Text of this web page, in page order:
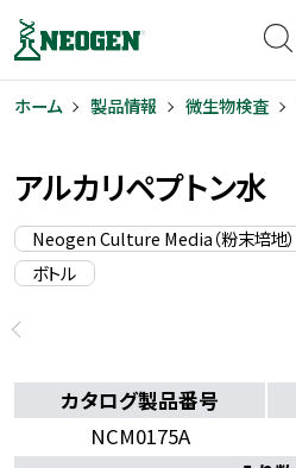
ホーム 製品情報 微生物検査
アルカリペプトン水
Neogen Culture Media（粉末培地）
ボトル
カタログ製品番号
NCM0175A